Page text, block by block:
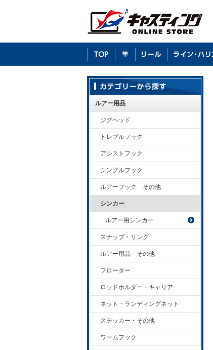
ルアー用品
ジグヘッド
トレブルフック
アシストフック
シングルフック
ルアーフック その他
シンカー
ルアー用シンカー
スナップ・リング
ルアー用品 その他
フローター
ロッドホルダー・キャリア
ネット・ランディングネット
ステッカー・その他
ワームフック